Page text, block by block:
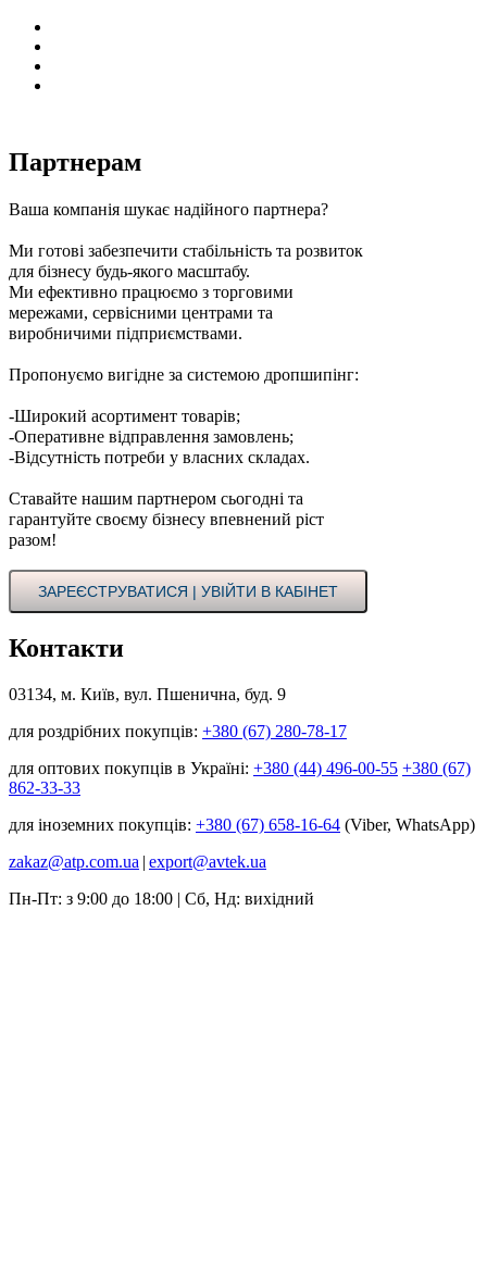
Партнерам
Ваша компанія шукає надійного партнера?
Ми готові забезпечити стабільність та розвиток
для бізнесу будь-якого масштабу.
Ми ефективно працюємо з торговими
мережами, сервісними центрами та
виробничими підприємствами.
Пропонуємо вигідне за системою дропшипінг:
-Широкий асортимент товарів;
-Оперативне відправлення замовлень;
-Відсутність потреби у власних складах.
Ставайте нашим партнером сьогодні та
гарантуйте своєму бізнесу впевнений ріст
разом!
ЗАРЕЄСТРУВАТИСЯ | УВІЙТИ В КАБІНЕТ
Контакти
03134, м. Київ, вул. Пшенична, буд. 9
для роздрібних покупців: +380 (67) 280-78-17
для оптових покупців в Україні: +380 (44) 496-00-55 +380 (67)
862-33-33
для іноземних покупців: +380 (67) 658-16-64 (Viber, WhatsApp)
zakaz@atp.com.ua | export@avtek.ua
Пн-Пт: з 9:00 до 18:00 | Сб, Нд: вихідний